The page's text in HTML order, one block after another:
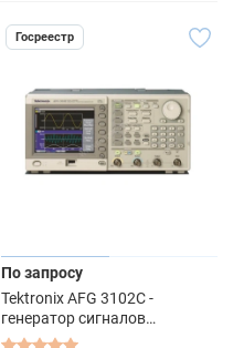
Госреестр
По запросу
Tektronix AFG 3102C -
генератор сигналов
специальной формы